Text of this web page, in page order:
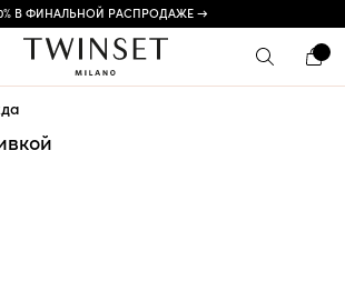
В ФИНАЛЬНОЙ РАСПРОДАЖЕ →